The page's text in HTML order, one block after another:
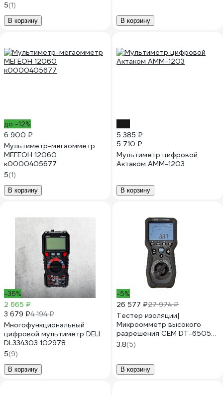
5(1)
В корзину В корзину
до -12%
6 900 ₽
Мультиметр-мегаомметр
МЕГЕОН 12060
к0000405677
5(1)
В корзину
5 385 ₽
5 710 ₽
Мультиметр цифровой
Актаком АММ-1203
В корзину
-36%
2 665 ₽
3 679 ₽4 194 ₽
Многофункциональный
цифровой мультиметр DELI
DL334303 102978
5(9)
В корзину
-5%
26 577 ₽27 974 ₽
Тестер изоляции|
Микроомметр высокого
разрешения СЕМ DT-6505
TRMS 875184
3.8(5)
В корзину